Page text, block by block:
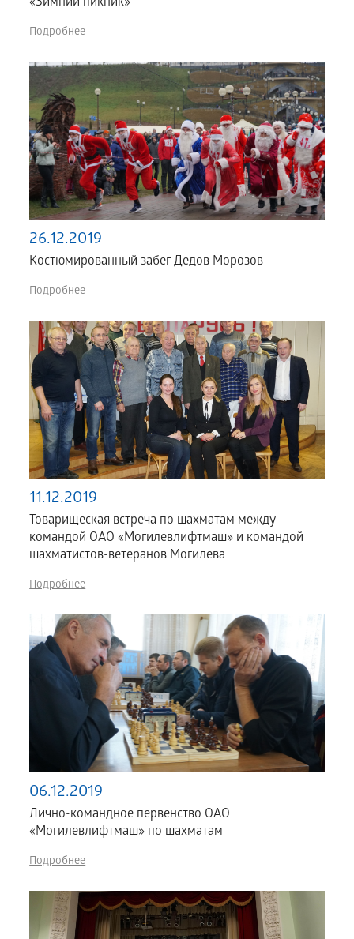
Подробнее
26.12.2019
Костюмированный забег Дедов Морозов
Подробнее
11.12.2019
Товарищеская встреча по шахматам между
командой ОАО «Могилевлифтмаш» и командой
шахматистов-ветеранов Могилева
Подробнее
06.12.2019
Лично-командное первенство ОАО
«Могилевлифтмаш» по шахматам
Подробнее